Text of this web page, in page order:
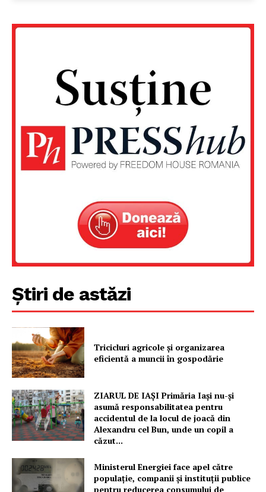
Știri de astăzi
Tricicluri agricole și organizarea
eficientă a muncii în gospodărie
ZIARUL DE IAȘI Primăria Iași nu-și
asumă responsabilitatea pentru
accidentul de la locul de joacă din
Alexandru cel Bun, unde un copil a
căzut...
Ministerul Energiei face apel către
populație, companii și instituții publice
pentru reducerea consumului de